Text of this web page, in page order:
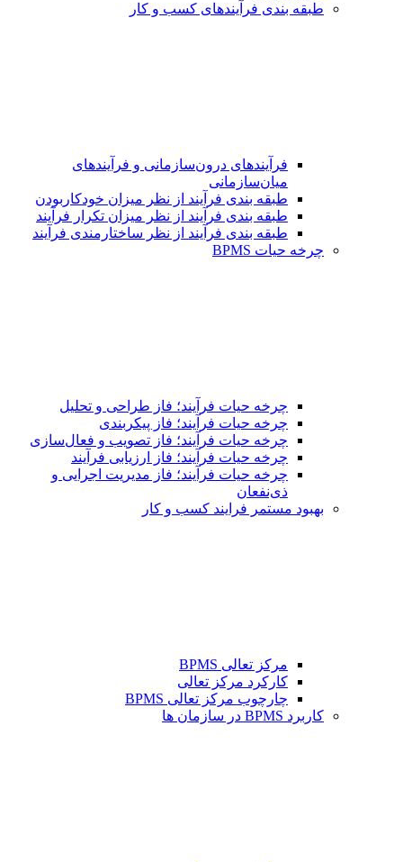
طبقه بندی فرآیندهای كسب و كار
فرآیندهای درون‌سازمانی و فرآیندهای
میان‌سازمانی
طبقه بندی فرآیند از نظر میزان خودکاربودن
طبقه بندی فرآیند از نظر میزان تکرار فرآیند
طبقه بندی فرآیند از نظر ساختارمندی فرآیند
چرخه حیات BPMS
چرخه حیات فرآیند؛ فاز طراحی و تحلیل
چرخه حیات فرآیند؛ فاز پیکربندی
چرخه حیات فرآیند؛ فاز تصویب و فعال‌سازی
چرخه حیات فرآیند؛ فاز ارزیابی فرآیند
چرخه حیات فرآیند؛ فاز مدیریت اجرایی و
ذی‌نفعان
بهبود مستمر فرایند کسب و کار
مرکز تعالی BPMS
کارکرد مرکز تعالی
چارچوب مرکز تعالی BPMS
کاربرد BPMS در سازمان ها